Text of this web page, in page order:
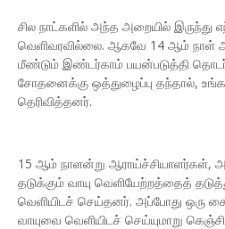
சில நாட்களில் அந்த அறையில் இருந்து
வெளிவரவில்லை. ஆகவே 14 ஆம் நாள்
மீண்டும் இண்டர்காம் பயன்படுத்தி
சோதனைக்கு ஒத்துழைப்பு தந்தால்,
தெரிவித்தனர்.
15 ஆம் நாளன்று
தடுக்கும் வாயு வெளியேற்றத்தைத்
வெளியிடச் செய்தனர். அப்போது ஒரு
வாயுவை வெளியிடச் செய்யுமாறு